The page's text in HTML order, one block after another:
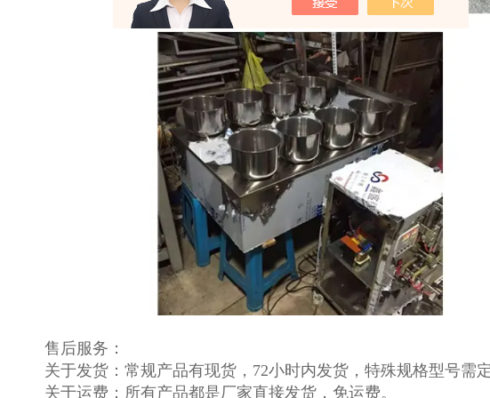
售后服务：
关于发货：常规产品有现货，72小时内发货，特殊规格型号需
关于运费：所有产品都是厂家直接发货，免运费。